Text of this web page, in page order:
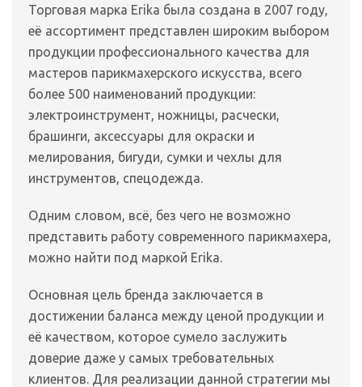
Торговая марка Erika была создана в 2007 году,
её ассортимент представлен широким выбором
продукции профессионального качества для
мастеров парикмахерского искусства, всего
более 500 наименований продукции:
электроинструмент, ножницы, расчески,
брашинги, аксессуары для окраски и
мелирования, бигуди, сумки и чехлы для
инструментов, спецодежда.
Одним словом, всё, без чего не возможно
представить работу современного парикмахера,
можно найти под маркой Erika.
Основная цель бренда заключается в
достижении баланса между ценой продукции и
её качеством, которое сумело заслужить
доверие даже у самых требовательных
клиентов. Для реализации данной стратегии мы